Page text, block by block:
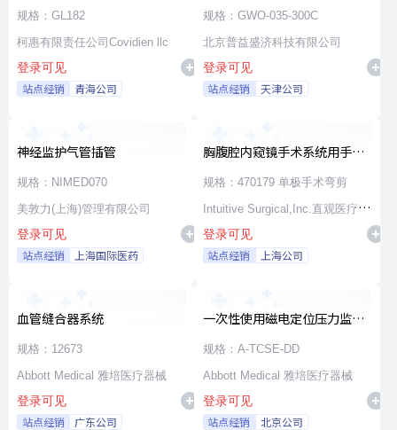
规格：GL182
柯惠有限责任公司Covidien llc
登录可见
站点经销 青海公司
规格：GWO-035-300C
北京普益盛济科技有限公司
登录可见
站点经销 天津公司
神经监护气管插管
规格：NIMED070
美敦力(上海)管理有限公司
登录可见
站点经销 上海国际医药
胸腹腔内窥镜手术系统用手术
器械
规格：470179 单极手术弯剪
Intuitive Surgical,Inc.直观医疗公
司
登录可见
站点经销 上海公司
血管缝合器系统
规格：12673
Abbott Medical 雅培医疗器械
登录可见
站点经销 广东公司
一次性使用磁电定位压力监测
消融导管
规格：A-TCSE-DD
Abbott Medical 雅培医疗器械
登录可见
站点经销 北京公司